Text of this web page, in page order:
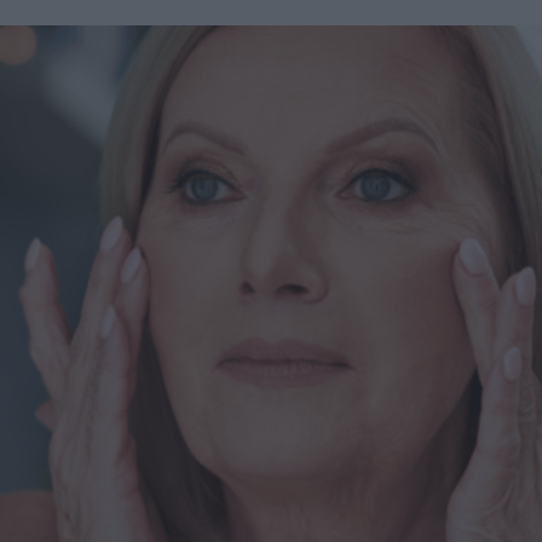
della crescente popolarità di farmaci come Ozempic, per
rappresentare il "tocco finale" dopo aver perso quei chili
massimizzare i risultati con trattamenti mirati". La perdita
di peso significativa, inoltre, consente a molti pazienti di
accedere a interventi estetici che prima non erano possibili:
"Dopo una perdita di peso importante, i pazienti diventano
potenziali candidati per interventi chirurgici. Questo
un’addominoplastica o risultati migliorati con liposuzione e
rassodamento cutaneo". Cos’è un Ozempic Makeover?
Oltre a Ozempic, esistono altri farmaci GLP-1 usati per la
perdita di peso, e i trattamenti inclusi nell’Ozempic
Makeover sono indicati per chiunque abbia perso peso
rapidamente, sia tramite farmaci, interventi chirurgici, dieta